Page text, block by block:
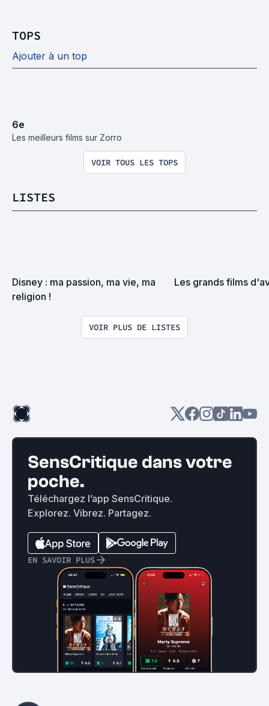
TOPS
Ajouter à un top
6e
Les meilleurs films sur Zorro
VOIR TOUS LES TOPS
LISTES
Disney : ma passion, ma vie, ma
religion !
Les grands films
VOIR PLUS DE LISTES
SensCritique dans votre
poche.
Téléchargez l’app SensCritique.
Explorez. Vibrez. Partagez.
EN SAVOIR PLUS